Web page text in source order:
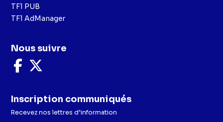
TF1 PUB
TF1 AdManager
Nous suivre
Nous
suivre
Facebook
X
Inscription communiqués
Recevez nos lettres d’information